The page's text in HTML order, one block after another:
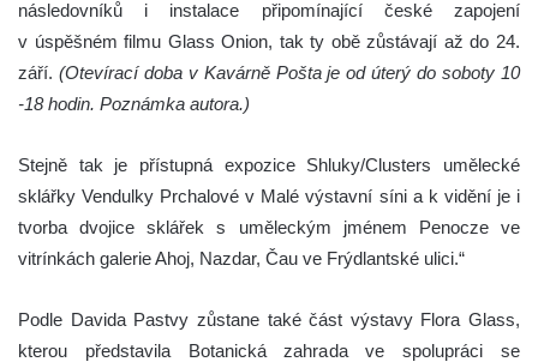
následovníků i instalace připomínající české zapojení
v úspěšném filmu Glass Onion, tak ty obě zůstávají až do 24.
září. (Otevírací doba v Kavárně Pošta je od úterý do soboty 10
-18 hodin. Poznámka autora.)
Stejně tak je přístupná expozice Shluky/Clusters umělecké
sklářky Vendulky Prchalové v Malé výstavní síni a k vidění je i
tvorba dvojice sklářek s uměleckým jménem Penocze ve
vitrínkách galerie Ahoj, Nazdar, Čau ve Frýdlantské ulici.“
Podle Davida Pastvy zůstane také část výstavy Flora Glass,
kterou představila Botanická zahrada ve spolupráci se